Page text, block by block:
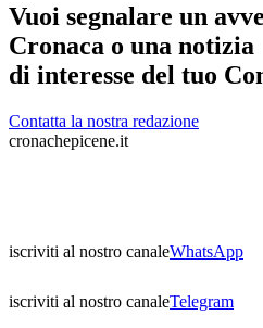
Vuoi segnalare un
Cronaca o una notizia
di interesse del tuo
Contatta la nostra redazione
cronachepicene.it
iscriviti al nostro canaleWhatsApp
iscriviti al nostro canaleTelegram